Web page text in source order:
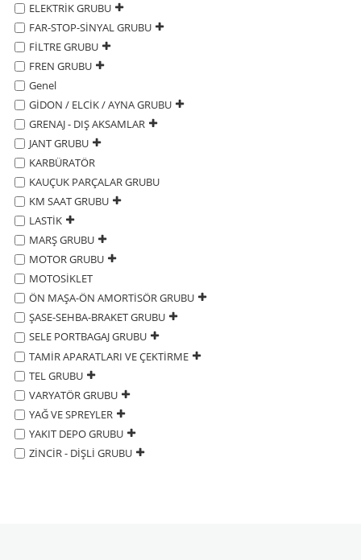
ELEKTRİK GRUBU
FAR-STOP-SİNYAL GRUBU
FİLTRE GRUBU
FREN GRUBU
Genel
GİDON / ELCİK / AYNA GRUBU
GRENAJ - DIŞ AKSAMLAR
JANT GRUBU
KARBÜRATÖR
KAUÇUK PARÇALAR GRUBU
KM SAAT GRUBU
LASTİK
MARŞ GRUBU
MOTOR GRUBU
MOTOSİKLET
ÖN MAŞA-ÖN AMORTİSÖR GRUBU
ŞASE-SEHBA-BRAKET GRUBU
SELE PORTBAGAJ GRUBU
TAMİR APARATLARI VE ÇEKTİRME
TEL GRUBU
VARYATÖR GRUBU
YAĞ VE SPREYLER
YAKIT DEPO GRUBU
ZİNCİR - DİŞLİ GRUBU